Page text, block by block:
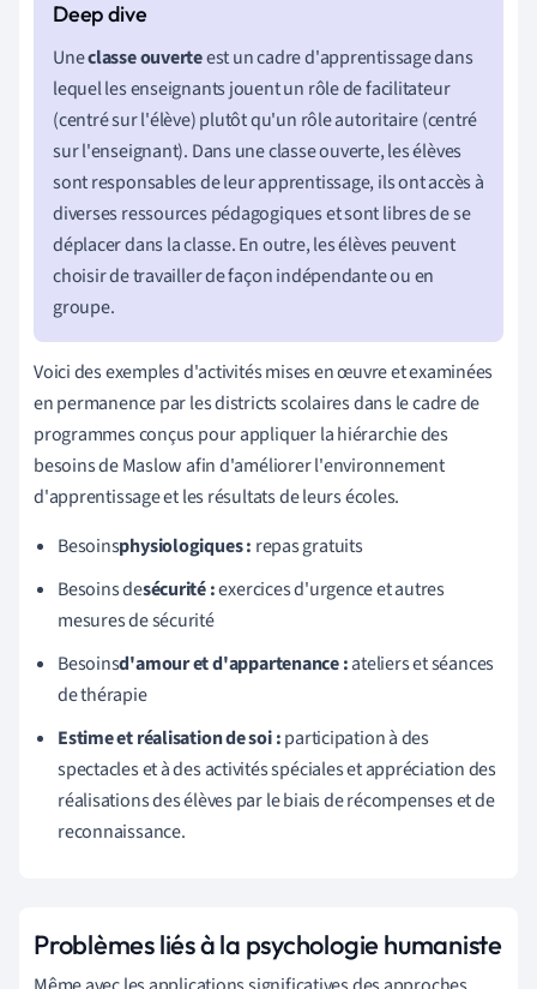
Uneclasse ouverteest un cadre d'apprentissage dans
lequel les enseignants jouent un rôle de facilitateur
(centré sur l'élève) plutôt qu'un rôle autoritaire (centré
sur l'enseignant). Dans une classe ouverte, les élèves
sont responsables de leur apprentissage, ils ont accès à
diverses ressources pédagogiques et sont libres de se
déplacer dans la classe. En outre, les élèves peuvent
choisir de travailler de façon indépendante ou en
groupe.
Voici des exemples d'activités mises en œuvre et examinées
en permanence par les districts scolaires dans le cadre de
programmes conçus pour appliquer la hiérarchie des
besoins de Maslow afin d'améliorer l'environnement
d'apprentissage et les résultats de leurs écoles.
Besoinsphysiologiques : repas gratuits
Besoins desécurité :exercices d'urgence et autres
mesures de sécurité
Besoinsd'amour et d'appartenance :ateliers et séances
de thérapie
Estime et réalisation de soi :participation à des
spectacles et à des activités spéciales et appréciation des
réalisations des élèves par le biais de récompenses et de
reconnaissance.
Problèmes liés à la psychologie humaniste